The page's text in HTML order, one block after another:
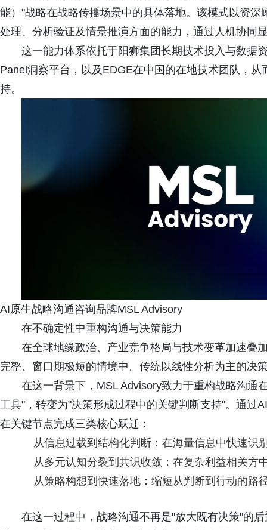
能）"战略在战略传播场景中的具体落地。该模式以资
处理、分析验证及情景推演方面的能力，通过人机协同
这一能力体系依托于阳狮集团长期技术投入与数据
Panel洞察平台，以及EDGE在中国的在地技术团队，
持。
AI原生战略沟通咨询品牌MSL Advisory
在不确定性中重构沟通与决策能力
在全球地缘政治、产业竞争格局与技术变革加速叠
完整、窗口期极短的情境中。传统以线性分析为主的决
在这一背景下，MSL Advisory致力于重构战略沟
工具"，转变为"决策形成过程中的关键判断支持"。通过
在关键节点完成三类核心跃迁：
从信息过载到结构化判断：在海量信息中快速识
从多元认知分裂到共识收敛：在复杂利益相关方
从策略构想到快速落地：缩短从判断到行动的路
在这一过程中，战略沟通不再是"放大既有决策"的